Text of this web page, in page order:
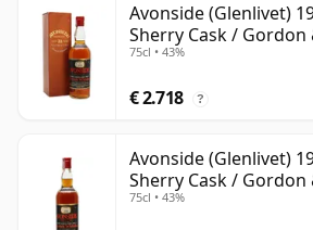
Avonside (Glenlivet)
Sherry Cask / Gordon
75cl • 43%
€ 2.718 ?
Avonside (Glenlivet)
Sherry Cask / Gordon
75cl • 43%